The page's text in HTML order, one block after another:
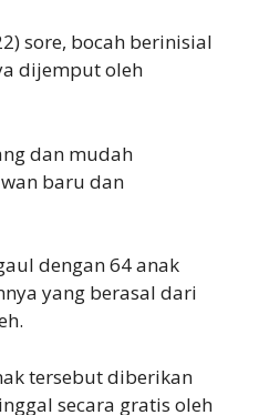
sore, bocah berinisial
dijemput oleh
dan mudah
baru dan
dengan 64 anak
yang berasal dari
tersebut diberikan
secara gratis oleh